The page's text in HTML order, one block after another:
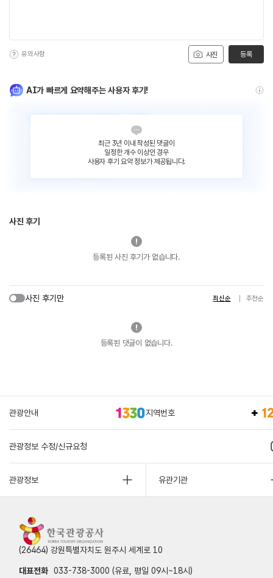
사진
유의사항 등록
AI가 빠르게 요약해주는 사용자 후기!
최근 3년 이내 작성된 댓글이
일정한 개수 이상인 경우
사용자 후기 요약 정보가 제공됩니다.
사진 후기
등록된 사진 후기가 없습니다.
사진 후기만 최신순 추천순
등록된 댓글이 없습니다.
관광안내 지역번호
관광정보 수정/신규요청
관광정보 유관기관
(26464) 강원특별자치도 원주시 세계로 10
대표전화 033-738-3000 (유료, 평일 09시~18시)